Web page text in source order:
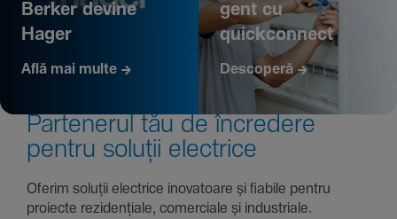
Berker devine
Hager
Află mai multe
gent cu
quickconnect
Descoperă
Parte­nerul tău de încre­dere
pentru soluții electrice
Oferim soluții electrice inova­toare și fiabile pentru
proiecte rezi­den­țiale, comer­ciale și indus­triale.